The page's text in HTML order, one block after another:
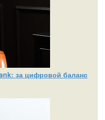
за цифровой баланс